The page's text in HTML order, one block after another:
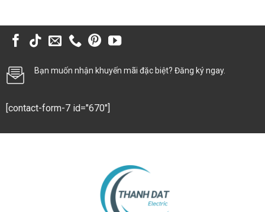
Bạn muốn nhận khuyến mãi đặc biệt? Đăng ký ngay.
[contact-form-7 id="670"]